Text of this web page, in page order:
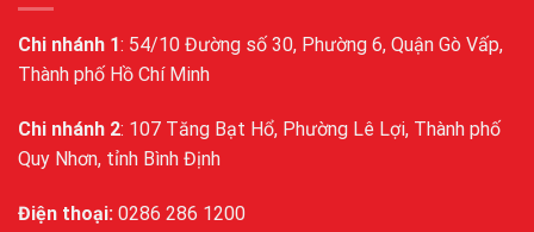
Chi nhánh 1: 54/10 Đường số 30, Phường 6, Quận Gò Vấp,
Thành phố Hồ Chí Minh
Chi nhánh 2: 107 Tăng Bạt Hổ, Phường Lê Lợi, Thành phố
Quy Nhơn, tỉnh Bình Định
Điện thoại: 0286 286 1200